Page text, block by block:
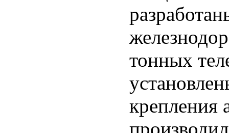
тонных
крепления